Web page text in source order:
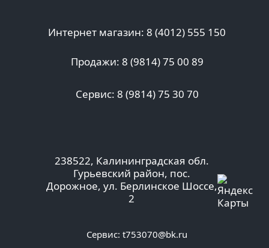
238522, Калининградская обл.
Гурьевский район, пос.
Дорожное, ул. Берлинское Шоссе,
2
Интернет магазин: 8 (4012) 555 150
Продажи: 8 (9814) 75 00 89
Сервис: 8 (9814) 75 30 70
Сервис:t753070@bk.ru